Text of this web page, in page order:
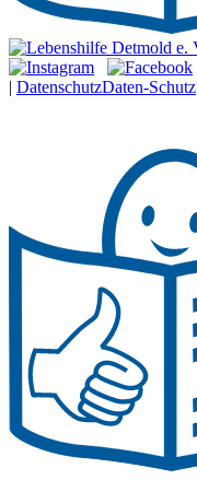
| DatenschutzDaten-Schutz